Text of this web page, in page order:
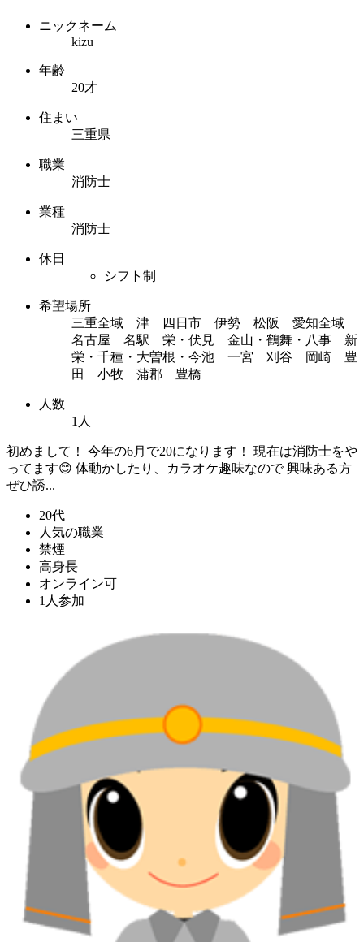
ニックネーム
kizu
年齢
20才
住まい
三重県
職業
消防士
業種
消防士
休日
シフト制
希望場所
三重全域 津 四日市 伊勢 松阪 愛知全域
名古屋 名駅 栄・伏見 金山・鶴舞・八事 新
栄・千種・大曽根・今池 一宮 刈谷 岡崎 豊
田 小牧 蒲郡 豊橋
人数
1人
初めまして！ 今年の6月で20になります！ 現在は消防士をや
ってます😊 体動かしたり、カラオケ趣味なので 興味ある方
ぜひ誘...
20代
人気の職業
禁煙
高身長
オンライン可
1人参加